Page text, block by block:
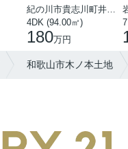
紀の川市貴志川町井ノ口
4DK (94.00㎡)
180万円
和歌山市木ノ本土地